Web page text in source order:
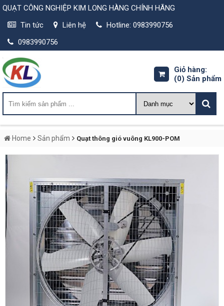
QUẠT CÔNG NGHIỆP KIM LONG HÀNG CHÍNH HÃNG
Tin tức
Liên hệ
Hotline: 0983990756
0983990756
Giỏ hàng:
(0) Sản phẩm
Home Sản phẩm Quạt thông gió vuông KL900-POM